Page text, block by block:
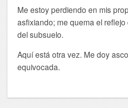
Me estoy perdiendo en mis
asfixiando; me quema el
del subsuelo.
Aquí está otra vez. Me doy
equivocada.